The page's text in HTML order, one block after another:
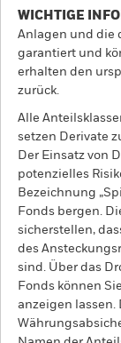
WICHTIGE
Anlagen und die
garantiert und
erhalten den
zurück.
Alle
setzen Derivate
Der Einsatz von
potenzielles
Bezeichnung
Fonds bergen.
sicherstellen,
des
sind. Über das
Fonds können
anzeigen lassen.